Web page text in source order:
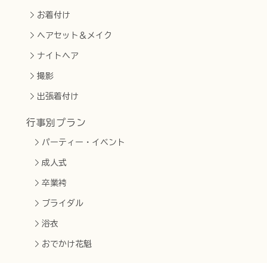
お着付け
ヘアセット＆メイク
ナイトヘア
撮影
出張着付け
行事別プラン
パーティー・イベント
成人式
卒業袴
ブライダル
浴衣
おでかけ花魁